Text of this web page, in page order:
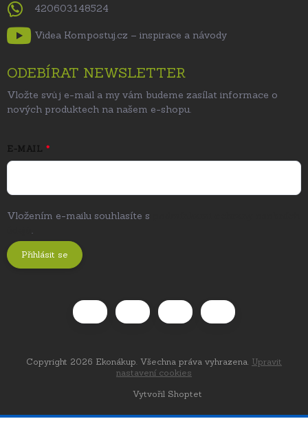
420603148524
Videa Kompostuj.cz – inspirace a návody
ODEBÍRAT NEWSLETTER
Vložte svůj e-mail a my vám budeme zasílat informace o
nových produktech na našem e-shopu.
E-MAIL
Vložením e-mailu souhlasíte s
.
Přihlásit se
Vytvořil Shoptet
Copyright 2026 Ekonákup. Všechna práva vyhrazena. Upravit
nastavení cookies